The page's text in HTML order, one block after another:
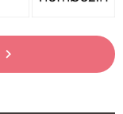
keyboard_arrow_right